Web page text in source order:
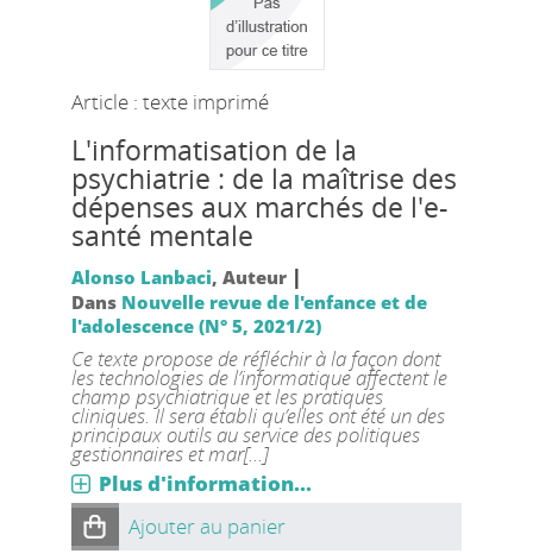
Article : texte imprimé
L'informatisation de la
psychiatrie : de la maîtrise des
dépenses aux marchés de l'e-
santé mentale
Alonso Lanbaci, Auteur |
Dans Nouvelle revue de l'enfance et de
l'adolescence (N° 5, 2021/2)
Ce texte propose de réfléchir à la façon dont
les technologies de l’informatique affectent le
champ psychiatrique et les pratiques
cliniques. Il sera établi qu’elles ont été un des
principaux outils au service des politiques
gestionnaires et mar[...]
Plus d'information...
Ajouter au panier